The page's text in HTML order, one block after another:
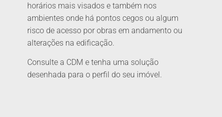
horários mais visados e também nos
ambientes onde há pontos cegos ou algum
risco de acesso por obras em andamento ou
alterações na edificação.
Consulte a CDM e tenha uma solução
desenhada para o perfil do seu imóvel.